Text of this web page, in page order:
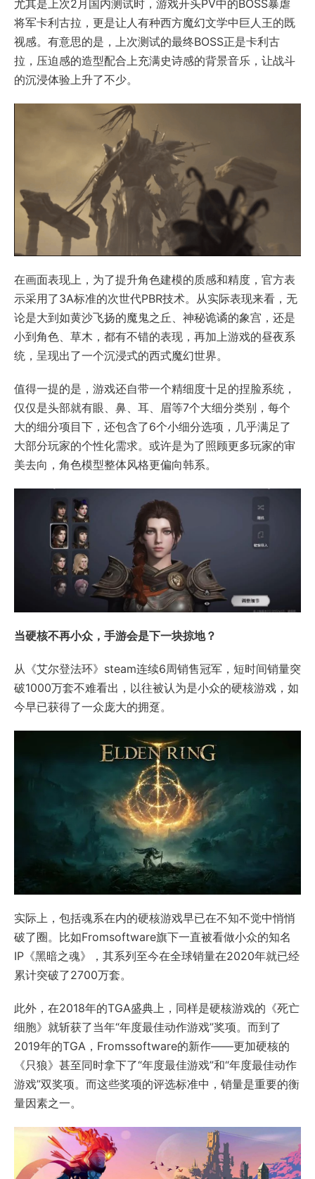
尤其是上次2月国内测试时，游戏开头PV中的BOSS暴虐
将军卡利古拉，更是让人有种西方魔幻文学中巨人王的既
视感。有意思的是，上次测试的最终BOSS正是卡利古
拉，压迫感的造型配合上充满史诗感的背景音乐，让战斗
的沉浸体验上升了不少。
在画面表现上，为了提升角色建模的质感和精度，官方表
示采用了3A标准的次世代PBR技术。从实际表现来看，无
论是大到如黄沙飞扬的魔鬼之丘、神秘诡谲的象宫，还是
小到角色、草木，都有不错的表现，再加上游戏的昼夜系
统，呈现出了一个沉浸式的西式魔幻世界。
值得一提的是，游戏还自带一个精细度十足的捏脸系统，
仅仅是头部就有眼、鼻、耳、眉等7个大细分类别，每个
大的细分项目下，还包含了6个小细分选项，几乎满足了
大部分玩家的个性化需求。或许是为了照顾更多玩家的审
美去向，角色模型整体风格更偏向韩系。
当硬核不再小众，手游会是下一块掠地？
从《艾尔登法环》steam连续6周销售冠军，短时间销量突
破1000万套不难看出，以往被认为是小众的硬核游戏，如
今早已获得了一众庞大的拥趸。
实际上，包括魂系在内的硬核游戏早已在不知不觉中悄悄
破了圈。比如Fromsoftware旗下一直被看做小众的知名
IP《黑暗之魂》，其系列至今在全球销量在2020年就已经
累计突破了2700万套。
此外，在2018年的TGA盛典上，同样是硬核游戏的《死亡
细胞》就斩获了当年“年度最佳动作游戏”奖项。而到了
2019年的TGA，Fromssoftware的新作——更加硬核的
《只狼》甚至同时拿下了“年度最佳游戏”和“年度最佳动作
游戏”双奖项。而这些奖项的评选标准中，销量是重要的衡
量因素之一。